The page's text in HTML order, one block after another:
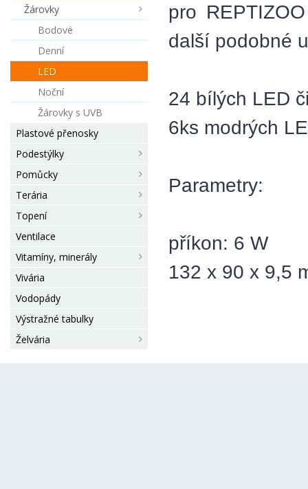
Žárovky
Bodové
Denní
LED
Noční
Žárovky s UVB
Plastové přenosky
Podestýlky
Pomůcky
Terária
Topení
Ventilace
Vitamíny, minerály
Vivária
Vodopády
Výstražné tabulky
Želvária
pro
další podobné
24 bílých LED
6ks modrých
Parametry:
příkon: 6 W
132 x 90 x 9,5